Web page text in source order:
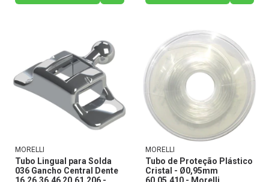
MORELLI
Tubo Lingual para Solda
036 Gancho Central Dente
MORELLI
Tubo de Proteção Plástico
Cristal - Ø0,95mm